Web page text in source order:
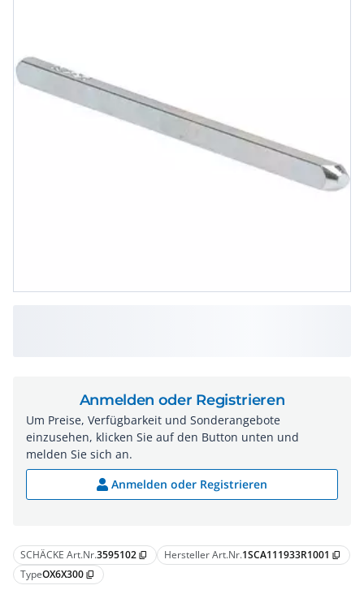
SCHÄCKE Art.Nr.3595102 content_copy Hersteller Art.Nr.1SCA111933R1001 content_copy
TypeOX6X300 content_copy
Anmelden oder Registrieren
Um Preise, Verfügbarkeit und Sonderangebote
einzusehen, klicken Sie auf den Button unten und
melden Sie sich an.
Anmelden oder Registrieren